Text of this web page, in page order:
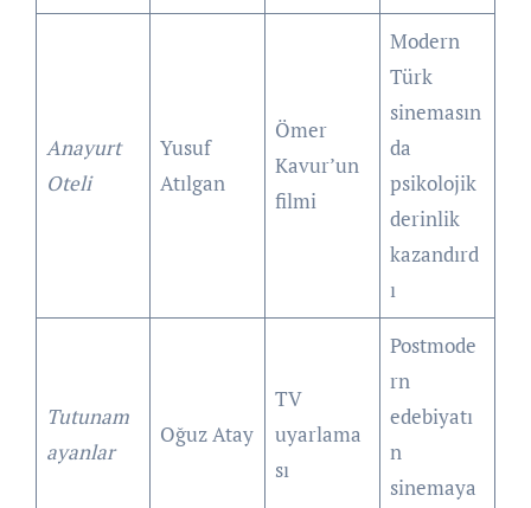
Anayurt
Oteli
Yusuf
Atılgan
Ömer
Kavur’un
filmi
Modern
Türk
sinemasın
da
psikolojik
derinlik
kazandırd
ı
Tutunam
ayanlar
Oğuz Atay
TV
uyarlama
sı
Postmode
rn
edebiyatı
n
sinemaya